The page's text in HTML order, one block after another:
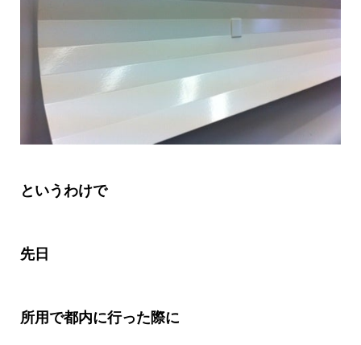
というわけで
先日
所用で都内に行った際に